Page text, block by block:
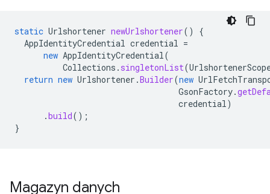
static Urlshortener newUrlshortener()
{
AppIdentityCredential credential =
new AppIdentityCredential(
Collections . singletonList(
return new Urlshortener .Builder(new
GsonFactory.
credential)
.build();
}
Magazyn danych